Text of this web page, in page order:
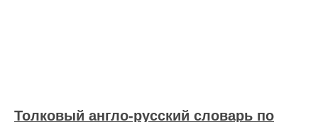
Толковый англо-русский словарь по